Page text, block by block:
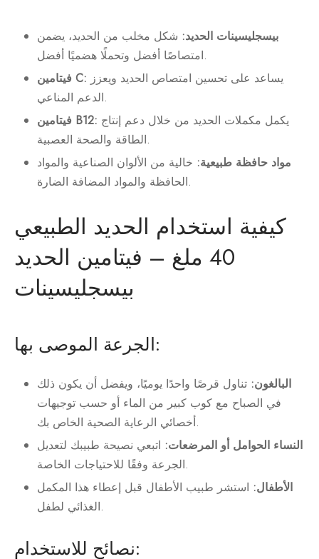
بيسجليسينات الحديد: شكل مخلب من الحديد، يضمن
امتصاصًا أفضل وتحملًا هضميًا أفضل.
فيتامين C:
الدعم المناعي.
فيتامين B12:
الطاقة والصحة العصبية.
مواد حافظة طبيعية: خالية من الألوان الصناعية والمواد
الحافظة والمواد المضافة الضارة.
كيفية استخدام الحديد الطبيعي
40 ملغ – فيتامين الحديد
بيسجليسينات
الجرعة الموصى بها:
البالغون: تناول قرصًا واحدًا يوميًا، ويفضل أن يكون ذلك
في الصباح مع كوب كبير من الماء أو حسب توجيهات
أخصائي الرعاية الصحية الخاص بك.
النساء الحوامل أو المرضعات: اتبعي نصيحة طبيبك لتعديل
الجرعة وفقًا للاحتياجات الخاصة.
الأطفال: استشر طبيب الأطفال قبل إعطاء هذا المكمل
الغذائي لطفل.
نصائح للاستخدام: